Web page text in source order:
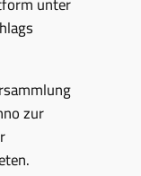
zur